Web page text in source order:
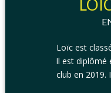
Loïc est
Il est diplômé
club en 2019.